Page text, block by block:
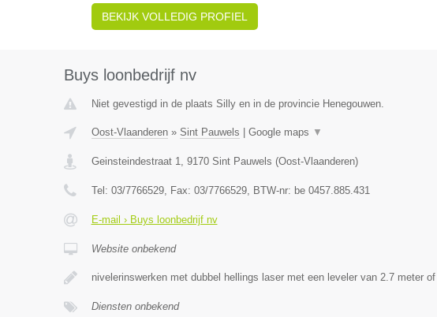
BEKIJK VOLLEDIG PROFIEL
Buys loonbedrijf nv
Niet gevestigd in de plaats Silly en in de provincie Henegouwen.
Oost-Vlaanderen» Sint Pauwels Google maps ▼
Geinsteindestraat 1, 9170 Sint Pauwels (Oost-Vlaanderen)
Tel: 03/7766529, Fax: 03/7766529, BTW-nr: be 0457.885.431
E-mail › Buys loonbedrijf nv
Website onbekend
nivelerinswerken met dubbel hellings laser met een leveler van 2.7 meter of
Diensten onbekend